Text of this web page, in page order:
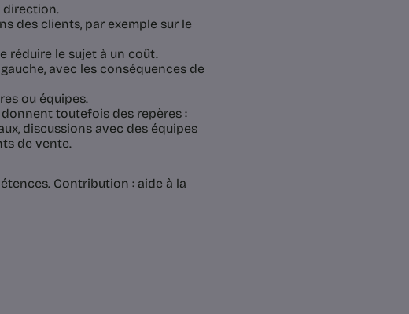
direction.
des clients, par exemple sur le
réduire le sujet à un coût.
avec les conséquences de
ou équipes.
toutefois des repères :
discussions avec des équipes
de vente.
Contribution : aide à la